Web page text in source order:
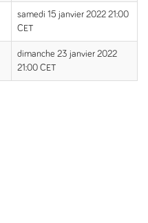
samedi 15 janvier 2022 21:00
CET
dimanche 23 janvier 2022
21:00 CET